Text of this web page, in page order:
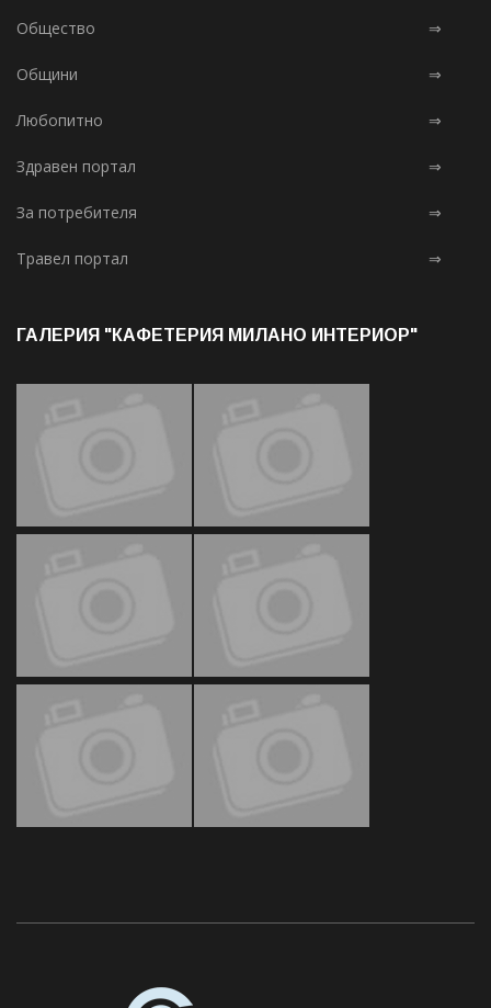
Общество ⇒
Общини ⇒
Любопитно ⇒
Здравен портал ⇒
За потребителя ⇒
Травел портал ⇒
ГАЛЕРИЯ "КАФЕТЕРИЯ МИЛАНО ИНТЕРИОР"